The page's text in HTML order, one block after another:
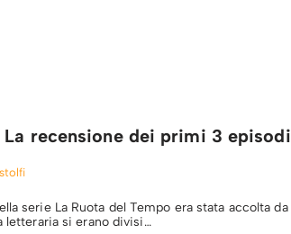
La recensione dei primi 3 episodi
serie La Ruota del Tempo era stata accolta da
letteraria si erano divisi…